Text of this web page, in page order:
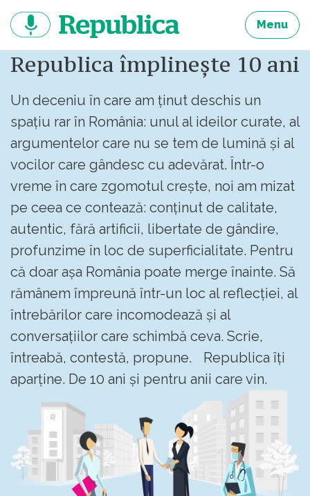
continut
Menu
Republica împlinește 10 ani
Un deceniu în care am ținut deschis un
spațiu rar în România: unul al ideilor curate, al
argumentelor care nu se tem de lumină și al
vocilor care gândesc cu adevărat. Într-o
vreme în care zgomotul crește, noi am mizat
pe ceea ce contează: conținut de calitate,
autentic, fără artificii, libertate de gândire,
profunzime în loc de superficialitate. Pentru
că doar așa România poate merge înainte. Să
rămânem împreună într-un loc al reflecției, al
întrebărilor care incomodează și al
conversațiilor care schimbă ceva. Scrie,
întreabă, contestă, propune. Republica îți
aparține. De 10 ani și pentru anii care vin.